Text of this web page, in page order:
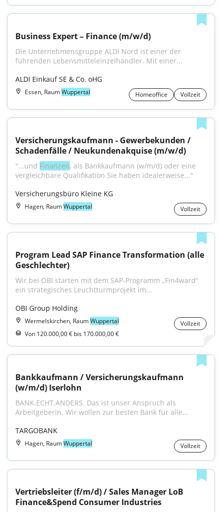
Business Expert – Finance (m/w/d)
Die Unternehmensgruppe ALDI Nord ist einer der
führenden Lebensmitteleinzelhändler. Mit einer...
ALDI Einkauf SE & Co. oHG
Essen, RaumWuppertal Homeoffice Vollzeit
Versicherungskaufmann - Gewerbekunden /
Schadenfälle / Neukundenakquise (m/w/d)
"...und Finanzen, als Bankkaufmann (w/m/d) oder eine
vergleichbare Qualifikation Sie haben idealerweise..."
Versicherungsbüro Kleine KG
Hagen, RaumWuppertal Vollzeit
Program Lead SAP Finance Transformation (alle
Geschlechter)
Wir bei OBI starten mit dem SAP-Programm „Fin4ward“
ein strategisches Leuchtturmprojekt im...
OBI Group Holding
Wermelskirchen, RaumWuppertal
Vollzeit
Von 120.000,00 € bis 170.000,00 €
Bankkaufmann / Versicherungskaufmann
(w/m/d) Iserlohn
BANK.ECHT.ANDERS. Das ist unser Anspruch als
Arbeitgeberin. Wir wollen zur besten Bank für alle...
TARGOBANK
Hagen, RaumWuppertal Vollzeit
Vertriebsleiter (f/m/d) / Sales Manager LoB
Finance&Spend Consumer Industries